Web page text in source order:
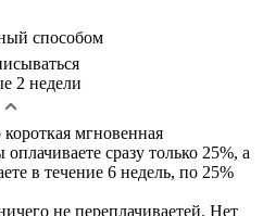
способом
2 недели
мгновенная
сразу только 25%, а
в течение 6 недель, по 25%
не переплачиваетей. Нет